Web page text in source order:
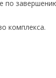
по
комплекса.